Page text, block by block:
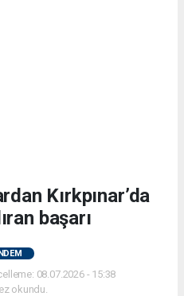
Kırkpınar’da
başarı
08.07.2026 - 15:38
okundu.